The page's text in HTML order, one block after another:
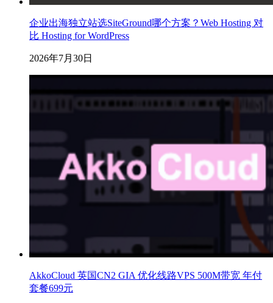
企业出海独立站选SiteGround哪个方案？Web Hosting 对
比 Hosting for WordPress
2026年7月30日
AkkoCloud 英国CN2 GIA 优化线路VPS 500M带宽 年付
套餐699元